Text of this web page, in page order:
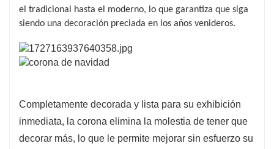
el tradicional hasta el moderno, lo que garantiza que siga
siendo una decoración preciada en los años venideros.
Completamente decorada y lista para su exhibición
inmediata, la corona elimina la molestia de tener que
decorar más, lo que le permite mejorar sin esfuerzo su